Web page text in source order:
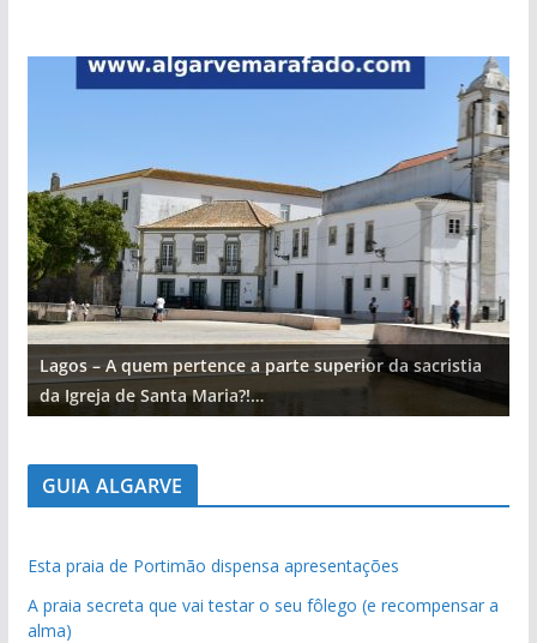
Lagos – A quem pertence a parte superior da sacristia
da Igreja de Santa Maria?!…
GUIA ALGARVE
Esta praia de Portimão dispensa apresentações
A praia secreta que vai testar o seu fôlego (e recompensar a
alma)